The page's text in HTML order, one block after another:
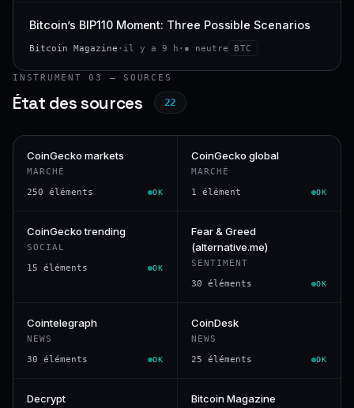
Bitcoin’s BIP110 Moment: Three Possible Scenarios
Bitcoin Magazine · il y a 9 h · ▪ neutre BTC
INSTRUMENT 03 — SOURCES
État des sources 22
CoinGecko markets
MARCHÉ
250 éléments OK
CoinGecko global
MARCHÉ
1 élément OK
CoinGecko trending
SOCIAL
15 éléments OK
Fear & Greed
(alternative.me)
SENTIMENT
30 éléments OK
Cointelegraph
NEWS
30 éléments OK
CoinDesk
NEWS
25 éléments OK
Decrypt Bitcoin Magazine